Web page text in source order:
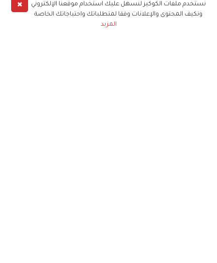
✖
نستخدم ملفات الكوكيز لنسهل عليك استخدام موقعنا الإلكتروني
ونكيف المحتوى والإعلانات وفقا لمتطلباتك واحتياجاتك الخاصة
المزيد